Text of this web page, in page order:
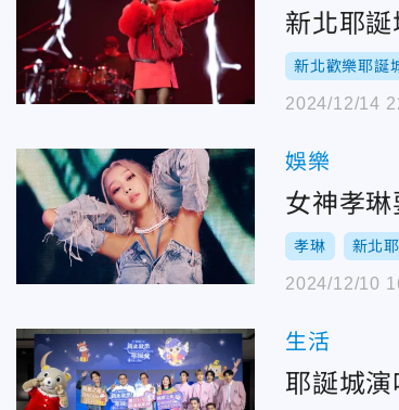
新北耶
新北歡樂耶誕
2024/12/14
娛樂
女神孝
孝琳 新北
2024/12/10
生活
耶誕城